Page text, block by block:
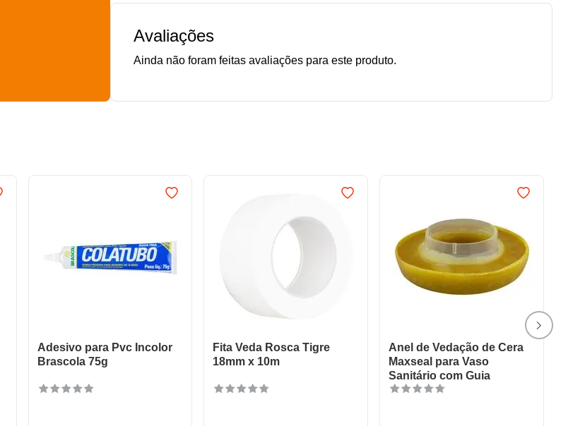
Avaliações
Adesivo para Pvc Incolor
Brascola 75g
Fita Veda Rosca Tigre
18mm x 10m
Anel de Vedação de Cera
Maxseal para Vaso
Sanitário com Guia